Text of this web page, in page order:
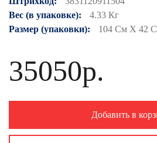
Вес (в упаковке):
4.33 Кг
Размер (упаковки):
104 См X 42
35050р.
Добавить в